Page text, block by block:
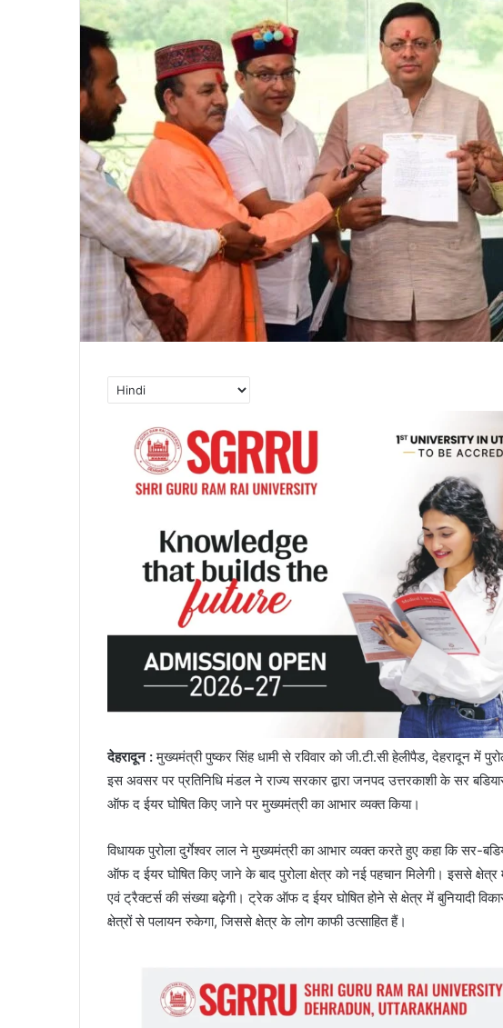
देहरादून :मुख्यमंत्री पुष्कर सिंह धामी से रविवार को जी.टी.सी हेलीपैड, देहरादून में
इस अवसर पर प्रतिनिधि मंडल ने राज्य सरकार द्वारा जनपद उत्तरकाशी के सर
ऑफ द ईयर घोषित किए जाने पर मुख्यमंत्री का आभार व्यक्त किया।
विधायक पुरोला दुर्गेश्वर लाल ने मुख्यमंत्री का आभार व्यक्त करते हुए कहा कि सर-
ऑफ द ईयर घोषित किए जाने के बाद पुरोला क्षेत्र को नई पहचान मिलेगी। इससे क्षेत्र
एवं ट्रैक्टर्स की संख्या बढ़ेगी। ट्रेक ऑफ द ईयर घोषित होने से क्षेत्र में बुनियादी
क्षेत्रों से पलायन रुकेगा, जिससे क्षेत्र के लोग काफी उत्साहित हैं।